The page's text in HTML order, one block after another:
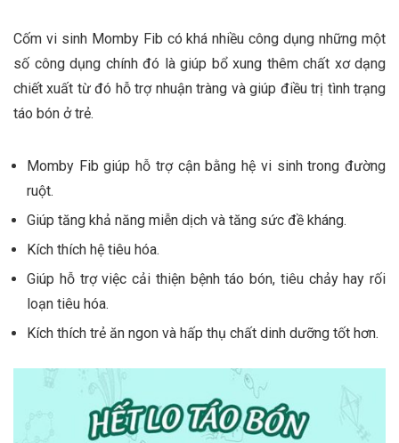
Cốm vi sinh Momby Fib có khá nhiều công dụng những một
số công dụng chính đó là giúp bổ xung thêm chất xơ dạng
chiết xuất từ đó hỗ trợ nhuận tràng và giúp điều trị tình trạng
táo bón ở trẻ.
Momby Fib giúp hỗ trợ cận bằng hệ vi sinh trong đường
ruột.
Giúp tăng khả năng miễn dịch và tăng sức đề kháng.
Kích thích hệ tiêu hóa.
Giúp hỗ trợ việc cải thiện bệnh táo bón, tiêu chảy hay rối
loạn tiêu hóa.
Kích thích trẻ ăn ngon và hấp thụ chất dinh dưỡng tốt hơn.